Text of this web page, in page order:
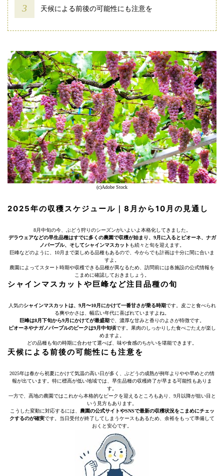
天候による前後の可能性にも注意を
(c)Adobe Stock
2025年の収穫スケジュール｜8月から10月の見通し
8月中旬の今、ぶどう狩りのシーズンがいよいよ本格化してきました。
デラウェアなどの早生品種はすでに多くの農園で収穫が始まり、9月に入るとピオーネ、ナガ
ノパープル、そしてシャインマスカット も続々と旬を迎えます。
巨峰などのように、10月まで楽しめる品種もあるので、今からでも計画は十分に間に合いま
すよ。
農園によってスタート時期や収穫できる品種が異なるため、訪問前には各施設の公式情報を
こまめに確認しておきましょう。
シャインマスカットや巨峰など注目品種の旬
人気のシャインマスカットは、9月〜10月にかけて一番甘さが乗る時期です。皮ごと食べられ
る爽やかさは、幅広い年代に喜ばれていますよね。
巨峰は8月下旬から9月にかけてが最盛期で、濃厚な甘みと香りのよさが特徴です。
ピオーネやナガノパープルのピークは9月中旬頃です。果肉のしっかりした食べごたえが楽し
めますよ。
どの品種も旬の時期に合わせて選べば、味や食感のちがいを堪能できます。
天候による前後の可能性にも注意を
2025年は春から初夏にかけて気温の高い日が多く、ぶどうの成熟が例年よりやや早めとの情
報が出ています。特に標高が低い地域では、早生品種の収穫終了が早まる可能性もありま
す。
一方で、高地の農園ではこれから本格的なピークを迎えるところもあり、9月以降が狙い目と
いう見方もあります。
こうした変動に対応するには、
農園の公式サイトやSNSで最新の収穫状況をこまめにチェッ
クするのが確実です。当日受付が終了してしまうケースもあるため、余裕をもって準備して
おくと安心です。